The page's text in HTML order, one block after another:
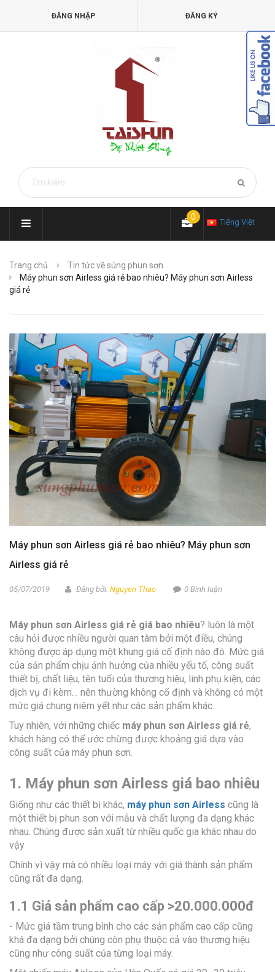
ĐĂNG NHẬP ĐĂNG KÝ
Tiếng Việt
0
Trang chủ
Tin tức về súng phun sơn
Máy phun sơn Airless giá rẻ bao nhiêu? Máy phun sơn Airless
giá rẻ
Máy phun sơn Airless giá rẻ bao nhiêu? Máy phun sơn
Airless giá rẻ
05/07/2019 Đăng bởi: Nguyen Thao 0 Bình luận
Máy phun sơn Airless giá rẻ giá bao nhiêu? luôn là một
câu hỏi được nhiều người quan tâm bởi một điều, chúng
không được áp dụng một khung giá cố định nào đó. Mức giá
của sản phẩm chịu ảnh hưởng của nhiều yếu tố, công suất
thiết bị, chất liệu, tên tuổi của thương hiệu, linh phụ kiện, các
dịch vụ đi kèm… nên thường không cố định và không có một
mức giá chung niêm yết như các sản phẩm khác.
Tuy nhiên, với những chiếc máy phun sơn Airless giá rẻ,
khách hàng có thể ước chừng được khoảng giá dựa vào
công suất của máy phun sơn.
1. Máy phun sơn Airless giá bao nhiêu
Giống như các thiết bị khác, máy phun sơn Airless cũng là
một thiết bị phun sơn với mẫu và chất lượng đa dạng khác
nhau. Chúng được sản xuất từ nhiều quốc gia khác nhau do
vậy
Chính vì vậy mà có nhiều loại máy với giá thành sản phẩm
cũng rất đa dạng.
1.1 Giá sản phẩm cao cấp >20.000.000đ
- Mức giá tầm trung bình cho các sản phẩm cao cấp cũng
khá đa dạng bởi chúng còn phụ thuộc cả vào thương hiệu
cũng như công suất của từng loại máy.